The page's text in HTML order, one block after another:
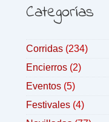
Categorías
Corridas (234)
Encierros (2)
Eventos (5)
Festivales (4)